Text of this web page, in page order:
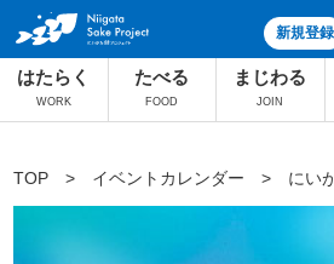
新規登録
はたらく
WORK
たべる
FOOD
まじわる
JOIN
TOP > イベントカレンダー > にい